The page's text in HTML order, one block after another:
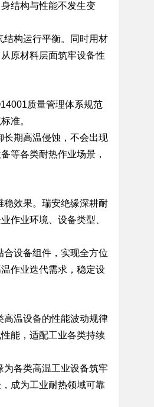
结构与性能不发生变
结构运行平衡。同时用材
原材料层面筑牢设备性
质量管理体系规范
准。
长期高温侵蚀，不会出现
等各类耐热作业场景，
稳效果。瑞安绝缘深耕耐
作业环境、设备类型、
设备组件，实现全方位
作业迭代需求，稳定设
高温设备的性能波动规律
能，适配工业各类持续
各类高温工业设备筑牢
成为工业耐热领域可靠